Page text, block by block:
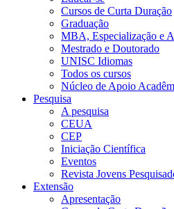
Cursos de Curta Duração
Graduação
MBA, Especialização e
Mestrado e Doutorado
UNISC Idiomas
Todos os cursos
Núcleo de Apoio
Pesquisa
A pesquisa
CEUA
CEP
Iniciação Científica
Eventos
Revista Jovens
Extensão
Apresentação